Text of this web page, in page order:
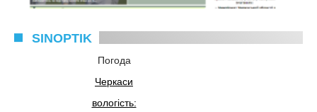
SINOPTIK
Погода
Черкаси
вологість: